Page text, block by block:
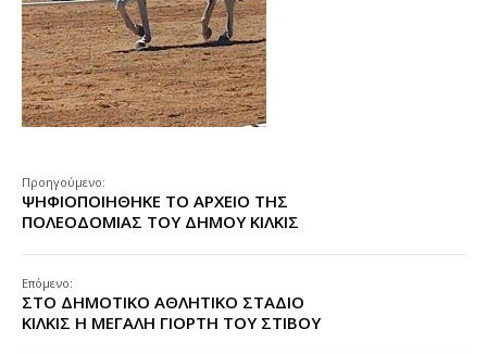
Προηγούμενο:
ΨΗΦΙΟΠΟΙΗΘΗΚΕ ΤΟ ΑΡΧΕΙΟ ΤΗΣ
ΠΟΛΕΟΔΟΜΙΑΣ ΤΟΥ ΔΗΜΟΥ ΚΙΛΚΙΣ
Επόμενο:
ΣΤΟ ΔΗΜΟΤΙΚΟ ΑΘΛΗΤΙΚΟ ΣΤΑΔΙΟ
ΚΙΛΚΙΣ Η ΜΕΓΑΛΗ ΓΙΟΡΤΗ ΤΟΥ ΣΤΙΒΟΥ